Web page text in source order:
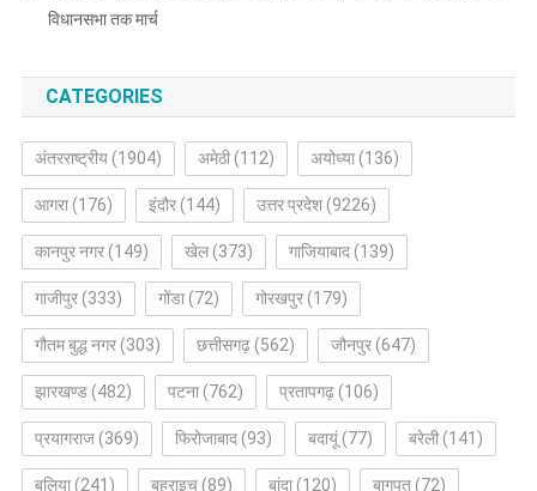
विधानसभा तक मार्च
CATEGORIES
अंतरराष्ट्रीय(1904) अमेठी(112) अयोध्या(136)
आगरा(176) इंदौर(144) उत्तर प्रदेश(9226)
कानपुर नगर(149) खेल(373) गाजियाबाद(139)
गाजीपुर(333) गोंडा(72) गोरखपुर(179)
गौतम बुद्ध नगर(303) छत्तीसगढ़(562) जौनपुर(647)
झारखण्ड(482) पटना(762) प्रतापगढ़(106)
प्रयागराज(369) फिरोजाबाद(93) बदायूं(77) बरेली(141)
बलिया(241) बहराइच(89) बांदा(120) बागपत(72)